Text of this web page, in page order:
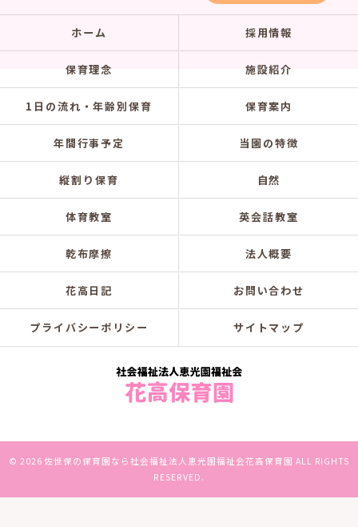
ホーム 採用情報
保育理念 施設紹介
1日の流れ・年齢別保育 保育案内
年間行事予定 当園の特徴
縦割り保育 自然
体育教室 英会話教室
乾布摩擦 法人概要
花高日記 お問い合わせ
プライバシーポリシー サイトマップ
© 2026 佐世保の保育園なら社会福祉法人恵光園福祉会花高保育園 ALL RIGHTS
RESERVED.